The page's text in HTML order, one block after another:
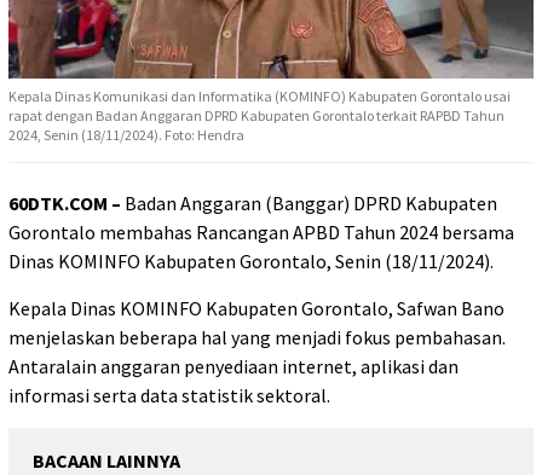
Kepala Dinas Komunikasi dan Informatika (KOMINFO) Kabupaten Gorontalo usai
rapat dengan Badan Anggaran DPRD Kabupaten Gorontalo terkait RAPBD Tahun
2024, Senin (18/11/2024). Foto: Hendra
60DTK.COM – Badan Anggaran (Banggar) DPRD Kabupaten
Gorontalo membahas Rancangan APBD Tahun 2024 bersama
Dinas KOMINFO Kabupaten Gorontalo, Senin (18/11/2024).
Kepala Dinas KOMINFO Kabupaten Gorontalo, Safwan Bano
menjelaskan beberapa hal yang menjadi fokus pembahasan.
Antaralain anggaran penyediaan internet, aplikasi dan
informasi serta data statistik sektoral.
BACAAN LAINNYA